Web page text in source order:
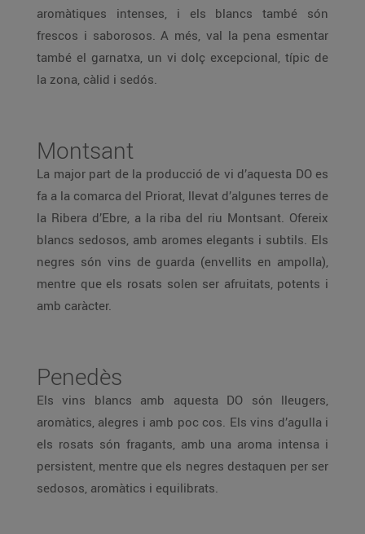
aromàtiques intenses, i els blancs també són
frescos i saborosos. A més, val la pena esmentar
també el garnatxa, un vi dolç excepcional, típic de
la zona, càlid i sedós.
Montsant
La major part de la producció de vi d’aquesta DO es
fa a la comarca del Priorat, llevat d’algunes terres de
la Ribera d’Ebre, a la riba del riu Montsant. Ofereix
blancs sedosos, amb aromes elegants i subtils. Els
negres són vins de guarda (envellits en ampolla),
mentre que els rosats solen ser afruitats, potents i
amb caràcter.
Penedès
Els vins blancs amb aquesta DO són lleugers,
aromàtics, alegres i amb poc cos. Els vins d’agulla i
els rosats són fragants, amb una aroma intensa i
persistent, mentre que els negres destaquen per ser
sedosos, aromàtics i equilibrats.